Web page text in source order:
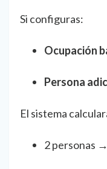
Si configuras:
Ocupación
Persona
El sistema
2 personas